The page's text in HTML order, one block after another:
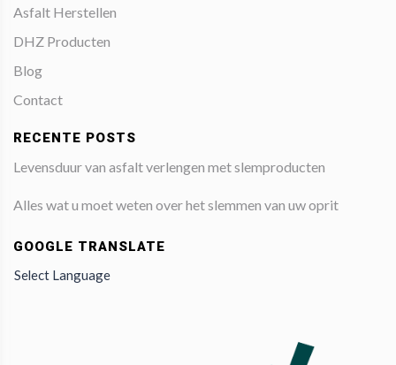
Asfalt Herstellen
DHZ Producten
Blog
Contact
RECENTE POSTS
Levensduur van asfalt verlengen met slemproducten
Alles wat u moet weten over het slemmen van uw oprit
GOOGLE TRANSLATE
Select Language